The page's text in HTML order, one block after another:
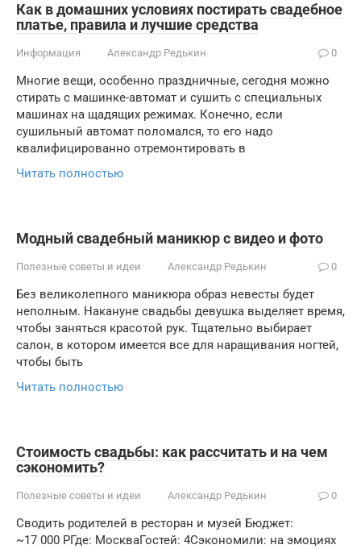
Как в домашних условиях постирать свадебное
платье, правила и лучшие средства
Информация Александр Редькин 0
Многие вещи, особенно праздничные, сегодня можно
стирать с машинке-автомат и сушить с специальных
машинах на щадящих режимах. Конечно, если
сушильный автомат поломался, то его надо
квалифицированно отремонтировать в
Читать полностью
Модный свадебный маникюр с видео и фото
Полезные советы и идеи Александр Редькин 0
Без великолепного маникюра образ невесты будет
неполным. Накануне свадьбы девушка выделяет время,
чтобы заняться красотой рук. Тщательно выбирает
салон, в котором имеется все для наращивания ногтей,
чтобы быть
Читать полностью
Стоимость свадьбы: как рассчитать и на чем
сэкономить?
Полезные советы и идеи Александр Редькин 0
Сводить родителей в ресторан и музей Бюджет:
~17 000 РГде: МоскваГостей: 4Сэкономили: на эмоциях